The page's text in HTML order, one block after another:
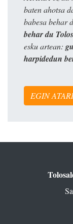
baten ahotsa
babesa behar
behar du
esku artean:
harpidedun
EGIN